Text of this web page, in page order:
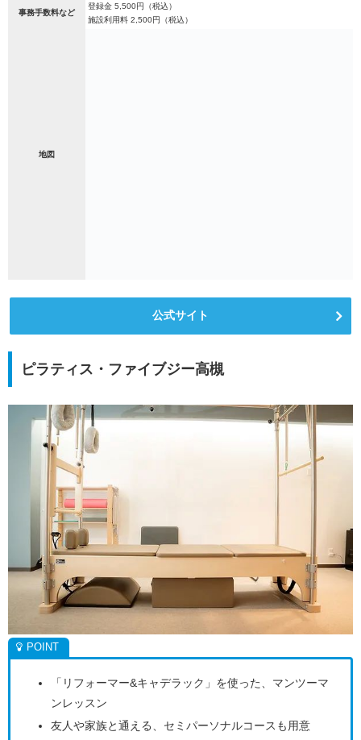
事務手数料など
登録金 5,500円（税込）
施設利用料 2,500円（税込）
地図
公式サイト
ピラティス・ファイブジー高槻
「リフォーマー&キャデラック」を使った、マンツーマ
ンレッスン
友人や家族と通える、セミパーソナルコースも用意